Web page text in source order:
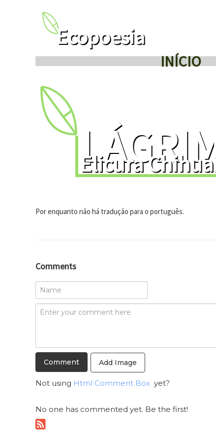
Ecopoesia
INÍCIO
Elicura
Por enquanto não há tradução para o português.
Comments
Add Image
Not using Html Comment Box yet?
No one has commented yet. Be the first!